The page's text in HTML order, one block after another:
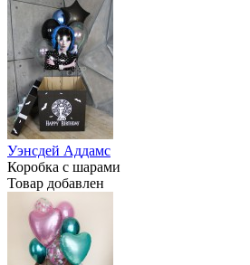
Уэнсдей Аддамс
Коробка с шарами
Товар добавлен